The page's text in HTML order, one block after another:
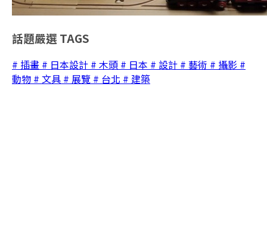
話題嚴選 TAGS
# 插畫 # 日本設計 # 木頭 # 日本 # 設計 # 藝術 # 攝影 #
動物 # 文具 # 展覽 # 台北 # 建築